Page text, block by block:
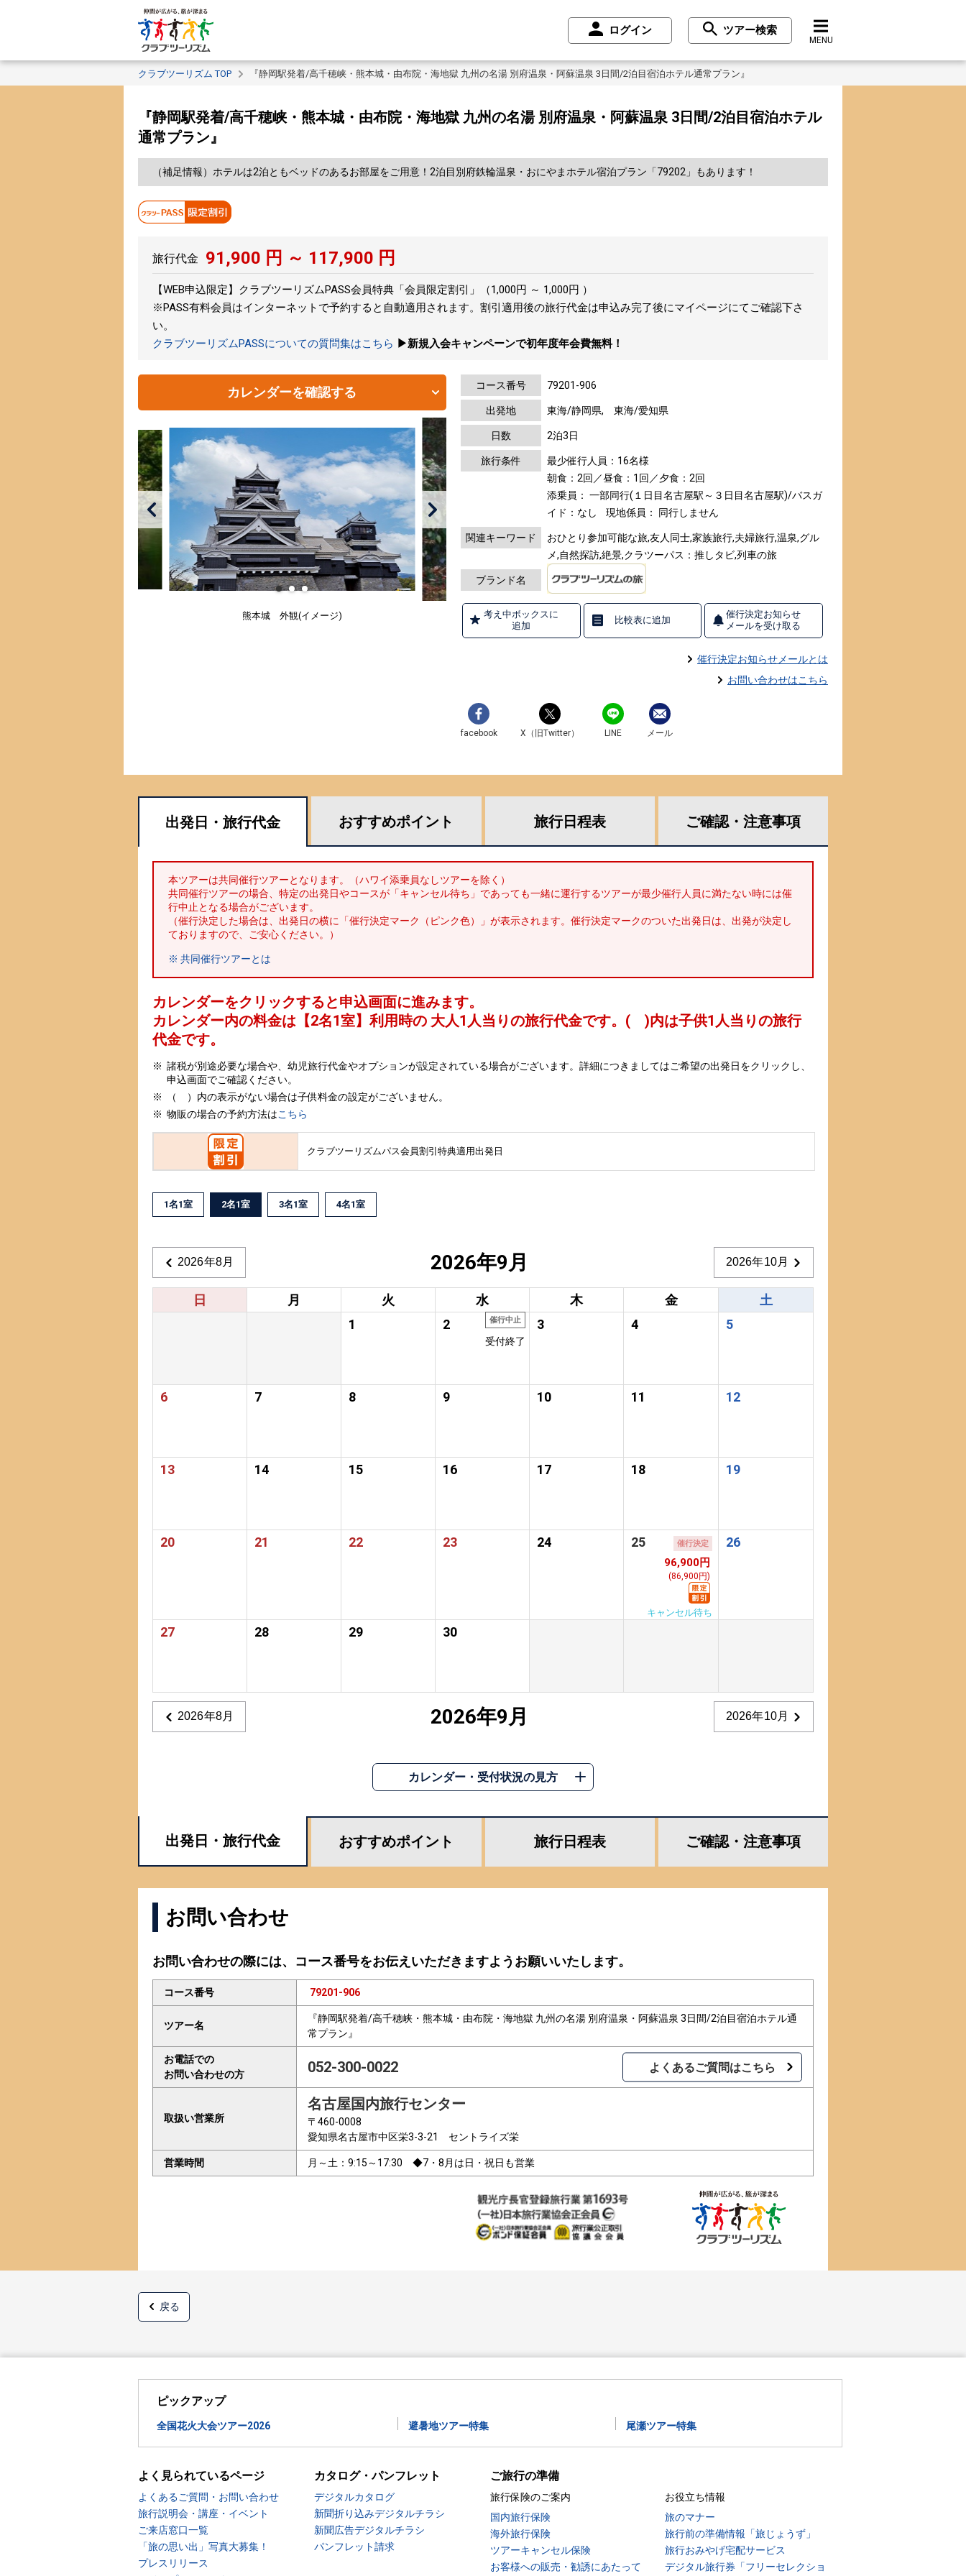
ログイン ツアー検索
MENU
クラブツーリズム TOP 『静岡駅発着/高千穂峡・熊本城・由布院・海地獄 九州の名湯 別府温泉・阿蘇温泉 3日間/2泊目宿泊ホテル通常プラン』
『静岡駅発着/高千穂峡・熊本城・由布院・海地獄 九州の名湯 別府温泉・阿蘇温泉 3日間/2泊目宿泊ホテル
通常プラン』
（補足情報）ホテルは2泊ともベッドのあるお部屋をご用意！2泊目別府鉄輪温泉・おにやまホテル宿泊プラン「79202」もあります！
旅行代金 91,900 円 ～ 117,900 円
【WEB申込限定】クラブツーリズムPASS会員特典「会員限定割引」（1,000円 ～ 1,000円 ）
※PASS有料会員はインターネットで予約すると自動適用されます。割引適用後の旅行代金は申込み完了後にマイページにてご確認下さ
い。
クラブツーリズムPASSについての質問集はこちら ▶新規入会キャンペーンで初年度年会費無料！
カレンダーを確認する
熊本城 外観(イメージ)
コース番号 79201-906
出発地 東海/静岡県, 東海/愛知県
日数 2泊3日
旅行条件
最少催行人員：16名様
朝食：2回／昼食：1回／夕食：2回
添乗員： 一部同行(１日目名古屋駅～３日目名古屋駅)/バスガ
イド：なし
現地係員： 同行しません
関連キーワード
おひとり参加可能な旅,友人同士,家族旅行,夫婦旅行,温泉,グル
メ,自然探訪,絶景,クラツーパス：推しタビ,列車の旅
ブランド名
考え中ボックスに
追加
比較表に追加
催行決定お知らせ
メールを受け取る
催行決定お知らせメールとは
お問い合わせはこちら
facebook X（旧Twitter） LINE メール
出発日・ 旅行代金 おすすめポイント 旅行日程表 ご確認・ 注意事項
本ツアーは共同催行ツアーとなります。（ハワイ添乗員なしツアーを除く）
共同催行ツアーの場合、特定の出発日やコースが「キャンセル待ち」であっても一緒に運行するツアーが最少催行人員に満たない時には催
行中止となる場合がございます。
（催行決定した場合は、出発日の横に「催行決定マーク（ピンク色）」が表示されます。催行決定マークのついた出発日は、出発が決定し
ておりますので、ご安心ください。）
※ 共同催行ツアーとは
カレンダーをクリックすると申込画面に進みます。
カレンダー内の料金は 【2名1室】利用時の 大人1人当りの旅行代金です。 ( )内は子供1人当りの旅行
代金です。
諸税が別途必要な場合や、幼児旅行代金やオプションが設定されている場合がございます。詳細につきましてはご希望の出発日をクリックし、
申込画面でご確認ください。
（ ）内の表示がない場合は子供料金の設定がございません。
物販の場合の予約方法はこちら
クラブツーリズムパス会員割引特典適用出発日
1名1室 2名1室 3名1室 4名1室
2026年8月 2026年9月 2026年10月
日 月 火 水 木 金
土
1
2 催行中止
受付終了
3 4 5
6 7 8 9 10 11 12
13 14 15 16 17 18 19
20 21 22 23 24 25 催行決定
96,900円
(86,900円)
キャンセル待ち
26
27 28 29 30
2026年8月 2026年9月 2026年10月
カレンダー・受付状況の見方
出発日・ 旅行代金 おすすめポイント 旅行日程表 ご確認・ 注意事項
お問い合わせ
お問い合わせの際には、コース番号をお伝えいただきますようお願いいたします。
コース番号 79201-906
ツアー名
『静岡駅発着/高千穂峡・熊本城・由布院・海地獄 九州の名湯 別府温泉・阿蘇温泉 3日間/2泊目宿泊ホテル通
常プラン』
お電話での
お問い合わせの方
052-300-0022 よくあるご質問はこちら
取扱い営業所
名古屋国内旅行センター
〒460-0008
愛知県名古屋市中区栄3-3-21 セントライズ栄
営業時間 月～土：9:15～17:30 ◆7・8月は日・祝日も営業
戻る
ピックアップ
全国花火大会ツアー2026 避暑地ツアー特集 尾瀬ツアー特集
よく見られているページ
よくあるご質問・お問い合わせ
旅行説明会・講座・イベント
ご来店窓口一覧
「旅の思い出」写真大募集！
プレスリリース
カタログ・パンフレット
デジタルカタログ
新聞折り込みデジタルチラシ
新聞広告デジタルチラシ
パンフレット請求
ご旅行の準備
旅行保険のご案内
国内旅行保険
海外旅行保険
ツアーキャンセル保険
お客様への販売・勧誘にあたって
お役立ち情報
旅のマナー
旅行前の準備情報「旅じょうず」
旅行おみやげ宅配サービス
デジタル旅行券「フリーセレクショ